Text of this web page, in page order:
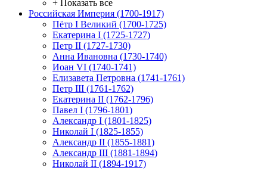
+ Показать все
Российская Империя (1700-1917)
Пётр I Великий (1700-1725)
Екатерина I (1725-1727)
Петр II (1727-1730)
Анна Ивановна (1730-1740)
Иоан VI (1740-1741)
Елизавета Петровна (1741-1761)
Петр III (1761-1762)
Екатерина II (1762-1796)
Павел I (1796-1801)
Александр I (1801-1825)
Николай I (1825-1855)
Александр II (1855-1881)
Александр III (1881-1894)
Николай II (1894-1917)